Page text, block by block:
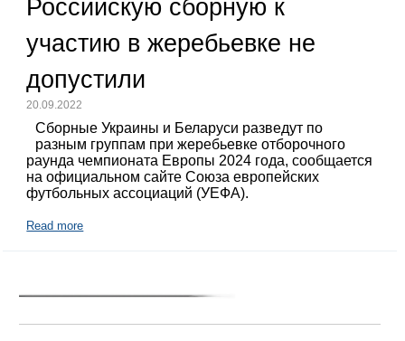
Российскую сборную к
участию в жеребьевке не
допустили
20.09.2022
Сборные Украины и Беларуси разведут по
разным группам при жеребьевке отборочного
раунда чемпионата Европы 2024 года, сообщается
на официальном сайте Союза европейских
футбольных ассоциаций (УЕФА).
Read more